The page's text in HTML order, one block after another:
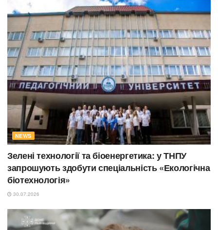
NEWS
Зелені технології та біоенергетика: у ТНПУ
запрошують здобути спеціальність «Екологічна
біотехнологія»
30.07.2026